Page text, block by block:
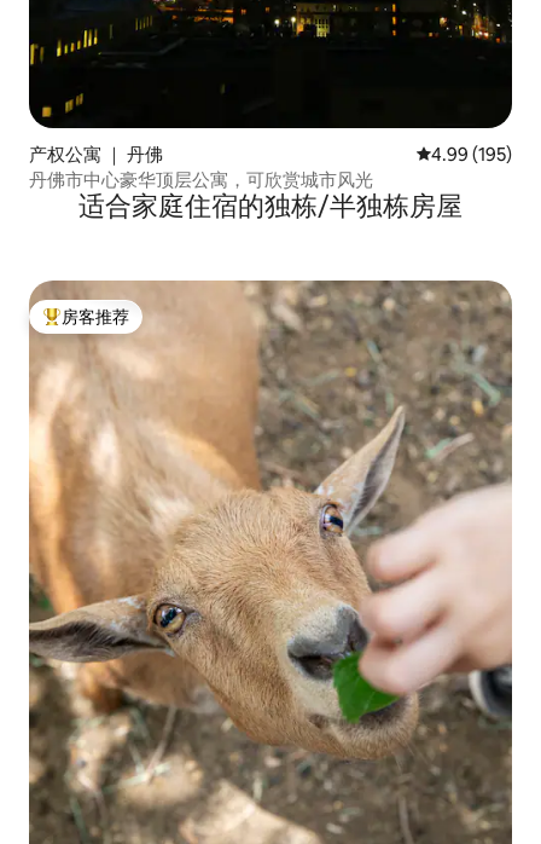
产权公寓 ｜ 丹佛 平均评分 4.99
4.99 (195)
丹佛市中心豪华顶层公寓，可欣赏城市风光
适合家庭住宿的独栋/半独栋房屋
热门「房客推荐」
房客推荐